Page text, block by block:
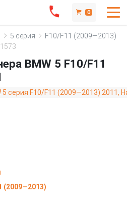
0
5 серия
F10/F11 (2009—2013)
BMW 5 F10/F11
(2009—2013)